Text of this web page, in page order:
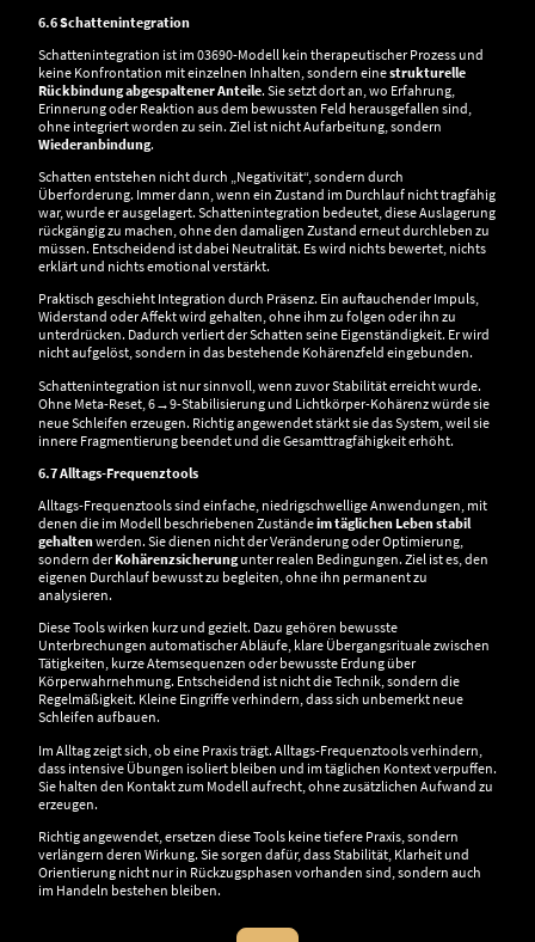
6.6 Schattenintegration
Schattenintegration ist im 03690-Modell kein therapeutischer Prozess und
keine Konfrontation mit einzelnen Inhalten, sondern einestrukturelle
Rückbindung abgespaltener Anteile. Sie setzt dort an, wo Erfahrung,
Erinnerung oder Reaktion aus dem bewussten Feld herausgefallen sind,
ohne integriert worden zu sein. Ziel ist nicht Aufarbeitung, sondern
Wiederanbindung.
Schatten entstehen nicht durch „Negativität“, sondern durch
Überforderung. Immer dann, wenn ein Zustand im Durchlauf nicht tragfähig
war, wurde er ausgelagert. Schattenintegration bedeutet, diese Auslagerung
rückgängig zu machen, ohne den damaligen Zustand erneut durchleben zu
müssen. Entscheidend ist dabei Neutralität. Es wird nichts bewertet, nichts
erklärt und nichts emotional verstärkt.
Praktisch geschieht Integration durch Präsenz. Ein auftauchender Impuls,
Widerstand oder Affekt wird gehalten, ohne ihm zu folgen oder ihn zu
unterdrücken. Dadurch verliert der Schatten seine Eigenständigkeit. Er wird
nicht aufgelöst, sondern in das bestehende Kohärenzfeld eingebunden.
Schattenintegration ist nur sinnvoll, wenn zuvor Stabilität erreicht wurde.
Ohne Meta-Reset, 6→9-Stabilisierung und Lichtkörper-Kohärenz würde sie
neue Schleifen erzeugen. Richtig angewendet stärkt sie das System, weil sie
innere Fragmentierung beendet und die Gesamttragfähigkeit erhöht.
6.7 Alltags-Frequenztools
Alltags-Frequenztools sind einfache, niedrigschwellige Anwendungen, mit
denen die im Modell beschriebenen Zuständeim täglichen Leben stabil
gehaltenwerden. Sie dienen nicht der Veränderung oder Optimierung,
sondern derKohärenzsicherungunter realen Bedingungen. Ziel ist es, den
eigenen Durchlauf bewusst zu begleiten, ohne ihn permanent zu
analysieren.
Diese Tools wirken kurz und gezielt. Dazu gehören bewusste
Unterbrechungen automatischer Abläufe, klare Übergangsrituale zwischen
Tätigkeiten, kurze Atemsequenzen oder bewusste Erdung über
Körperwahrnehmung. Entscheidend ist nicht die Technik, sondern die
Regelmäßigkeit. Kleine Eingriffe verhindern, dass sich unbemerkt neue
Schleifen aufbauen.
Im Alltag zeigt sich, ob eine Praxis trägt. Alltags-Frequenztools verhindern,
dass intensive Übungen isoliert bleiben und im täglichen Kontext verpuffen.
Sie halten den Kontakt zum Modell aufrecht, ohne zusätzlichen Aufwand zu
erzeugen.
Richtig angewendet, ersetzen diese Tools keine tiefere Praxis, sondern
verlängern deren Wirkung. Sie sorgen dafür, dass Stabilität, Klarheit und
Orientierung nicht nur in Rückzugsphasen vorhanden sind, sondern auch
im Handeln bestehen bleiben.